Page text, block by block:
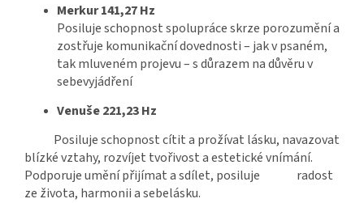
Merkur 141,27 Hz
Posiluje schopnost spolupráce skrze porozumění a
zostřuje komunikační dovednosti – jak v psaném,
tak mluveném projevu – s důrazem na důvěru v
sebevyjádření
Venuše 221,23 Hz
Posiluje schopnost cítit a prožívat lásku, navazovat
blízké vztahy, rozvíjet tvořivost a estetické vnímání.
Podporuje umění přijímat a sdílet, posiluje radost
ze života, harmonii a sebelásku.